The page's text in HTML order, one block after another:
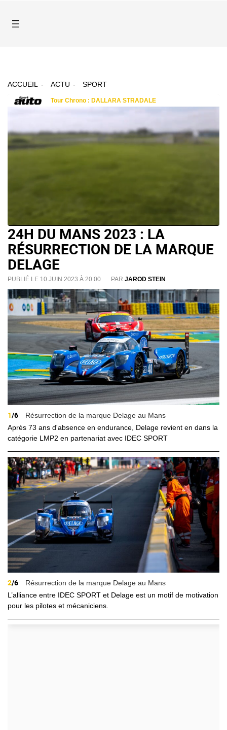
ACCUEIL ACTU SPORT
24H DU MANS 2023 : LA
RÉSURRECTION DE LA MARQUE
DELAGE
PUBLIÉ LE 10 JUIN 2023 À 20:00 PAR JAROD STEIN
1/6
Résurrection de la marque Delage au Mans
Après 73 ans d'absence en endurance, Delage revient en dans la
catégorie LMP2 en partenariat avec IDEC SPORT
2/6
Résurrection de la marque Delage au Mans
L’alliance entre IDEC SPORT et Delage est un motif de motivation
pour les pilotes et mécaniciens.